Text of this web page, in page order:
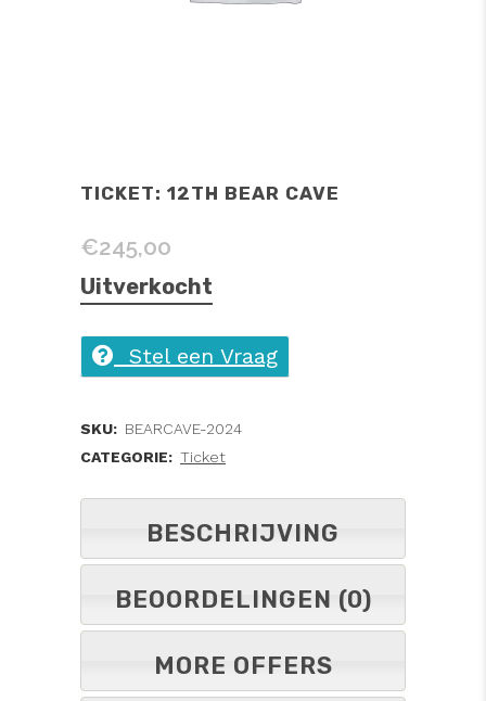
TICKET: 12TH BEAR CAVE
€245,00
Uitverkocht
Stel een Vraag
SKU: BEARCAVE-2024
CATEGORIE: Ticket
BESCHRIJVING
BEOORDELINGEN (0)
MORE OFFERS